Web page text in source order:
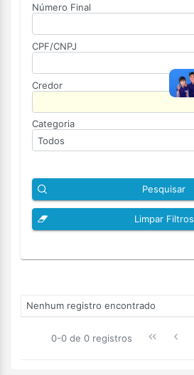
Número Final
CPF/CNPJ
Credor
Categoria
Todos
Pesquisar
Limpar Filtros
Nenhum registro encontrado
0-0 de 0 registros